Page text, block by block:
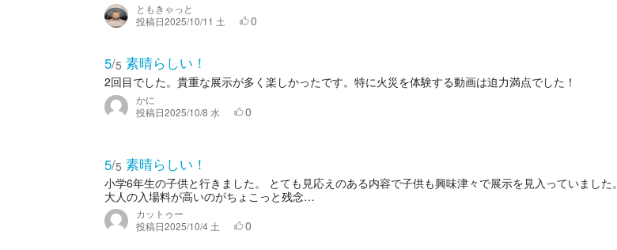
ともきゃっと
投稿日2025/10/11 土 0
5/5 素晴らしい！
2回目でした。貴重な展示が多く楽しかったです。特に火災を体験する動画は迫力満点でした！
かに
投稿日2025/10/8 水 0
5/5 素晴らしい！
小学6年生の子供と行きました。 とても見応えのある内容で子供も興味津々で展示を見入っていました。
大人の入場料が高いのがちょこっと残念…
カットゥー
投稿日2025/10/4 土 0